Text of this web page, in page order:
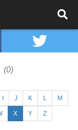
(0)
J K L M
X Y Z